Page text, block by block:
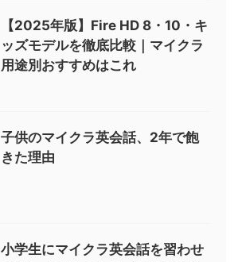
【2025年版】Fire HD 8・10・キ
ッズモデルを徹底比較｜マイクラ
用途別おすすめはこれ
子供のマイクラ英会話、2年で飽
きた理由
小学生にマイクラ英会話を習わせ